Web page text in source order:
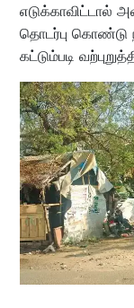
எடுக்காவிட்டால்
தொடர்பு கொண்டு
கட்டும்படி